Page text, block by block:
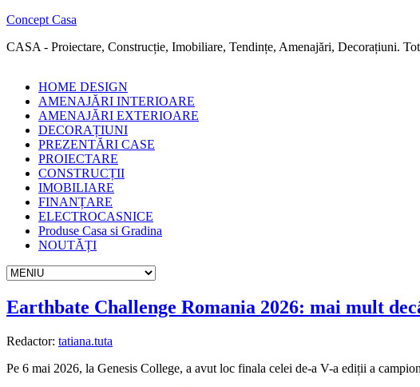
Concept Casa
CASA - Proiectare, Construcție, Imobiliare, Tendințe, Amenajări, Decorațiuni.
HOME DESIGN
AMENAJĂRI INTERIOARE
AMENAJĂRI EXTERIOARE
DECORAȚIUNI
PREZENTĂRI CASE
PROIECTARE
CONSTRUCȚII
IMOBILIARE
FINANȚARE
ELECTROCASNICE
Produse Casa si Gradina
NOUTĂȚI
Earthbate Challenge Romania 2026: mai mult
Redactor: tatiana.tuta
Pe 6 mai 2026, la Genesis College, a avut loc finala celei de-a V-a ediții a